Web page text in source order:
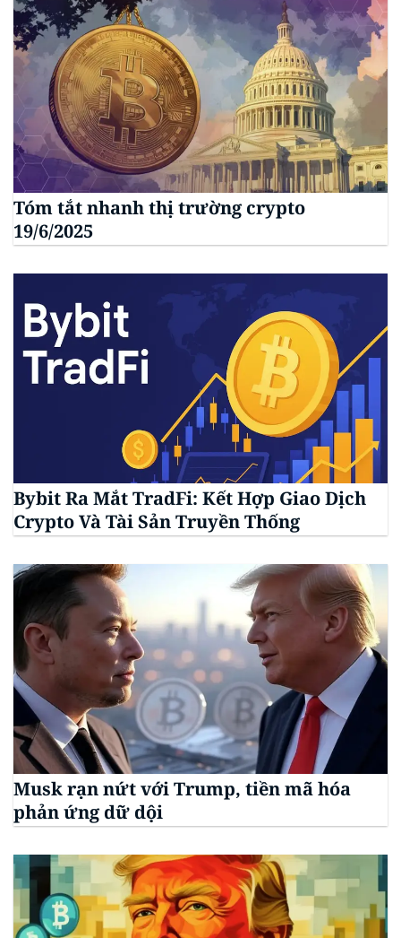
Tóm tắt nhanh thị trường crypto
19/6/2025
Bybit Ra Mắt TradFi: Kết Hợp Giao Dịch
Crypto Và Tài Sản Truyền Thống
Musk rạn nứt với Trump, tiền mã hóa
phản ứng dữ dội